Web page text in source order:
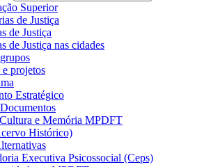
Superior
de Justiça
de Justiça
de Justiça nas cidades
e projetos
Estratégico
e Memória MPDFT
Histórico)
Executiva Psicossocial (Ceps)